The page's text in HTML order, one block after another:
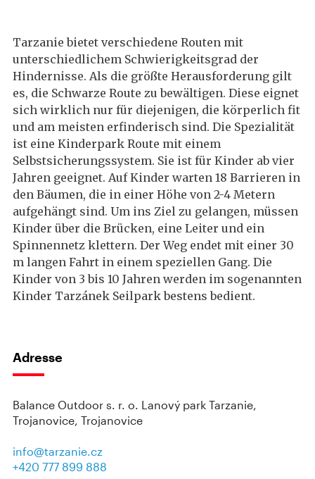
Tarzanie bietet verschiedene Routen mit
unterschiedlichem Schwierigkeitsgrad der
Hindernisse. Als die größte Herausforderung gilt
es, die Schwarze Route zu bewältigen. Diese eignet
sich wirklich nur für diejenigen, die körperlich fit
und am meisten erfinderisch sind. Die Spezialität
ist eine Kinderpark Route mit einem
Selbstsicherungssystem. Sie ist für Kinder ab vier
Jahren geeignet. Auf Kinder warten 18 Barrieren in
den Bäumen, die in einer Höhe von 2-4 Metern
aufgehängt sind. Um ins Ziel zu gelangen, müssen
Kinder über die Brücken, eine Leiter und ein
Spinnennetz klettern. Der Weg endet mit einer 30
m langen Fahrt in einem speziellen Gang. Die
Kinder von 3 bis 10 Jahren werden im sogenannten
Kinder Tarzánek Seilpark bestens bedient.
Adresse
Balance Outdoor s. r. o. Lanový park Tarzanie,
Trojanovice, Trojanovice
info@tarzanie.cz
+420 777 899 888